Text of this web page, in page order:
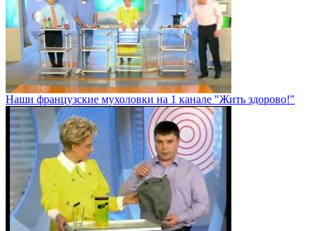
Наши французские мухоловки на 1 канале "Жить здорово!"